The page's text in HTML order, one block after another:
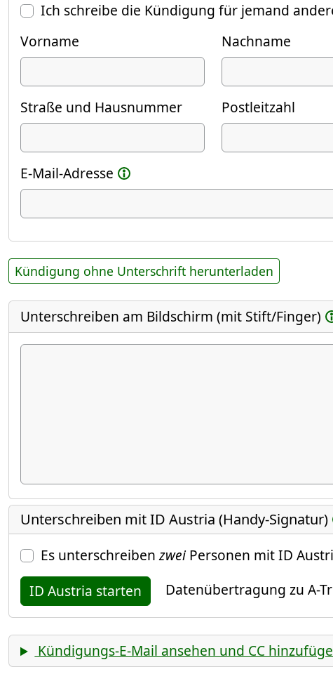
Ich schreibe die Kündigung für jemand
Vorname
Nachname
Straße und Hausnummer Postleitzahl
E-Mail-Adresse
Kündigung ohne Unterschrift herunterladen
Unterschreiben am Bildschirm (mit Stift/Finger)
Unterschreiben mit ID Austria (Handy-Signatur)
Es unterschreibenzweiPersonen mit ID
ID Austria starten
Datenübertragung zu A-
Kündigungs-E-Mail ansehen und CC